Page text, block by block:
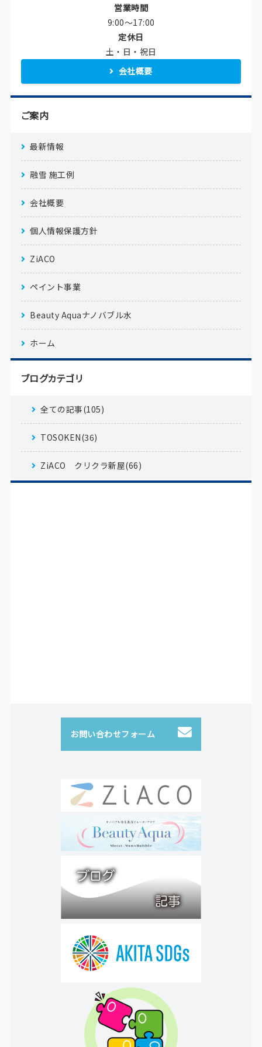
営業時間
9:00〜17:00
定休日
土・日・祝日
会社概要
ご案内
最新情報
融雪 施工例
会社概要
個人情報保護方針
ZiACO
ペイント事業
Beauty Aquaナノバブル水
ホーム
ブログカテゴリ
全ての記事(105)
TOSOKEN(36)
ZiACO クリクラ新屋(66)
お問い合わせフォーム